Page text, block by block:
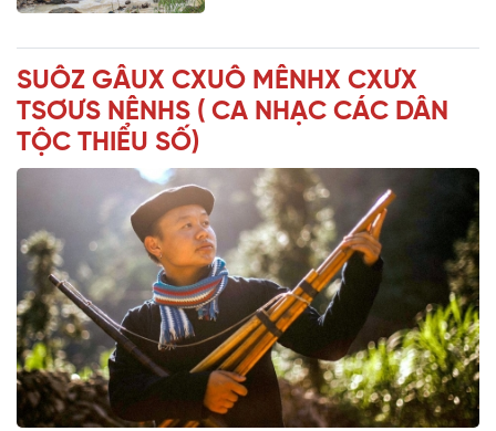
SUÔZ GÂUX CXUÔ MÊNHX CXƯX
TSƠƯS NÊNHS ( CA NHẠC CÁC DÂN
TỘC THIỂU SỐ)